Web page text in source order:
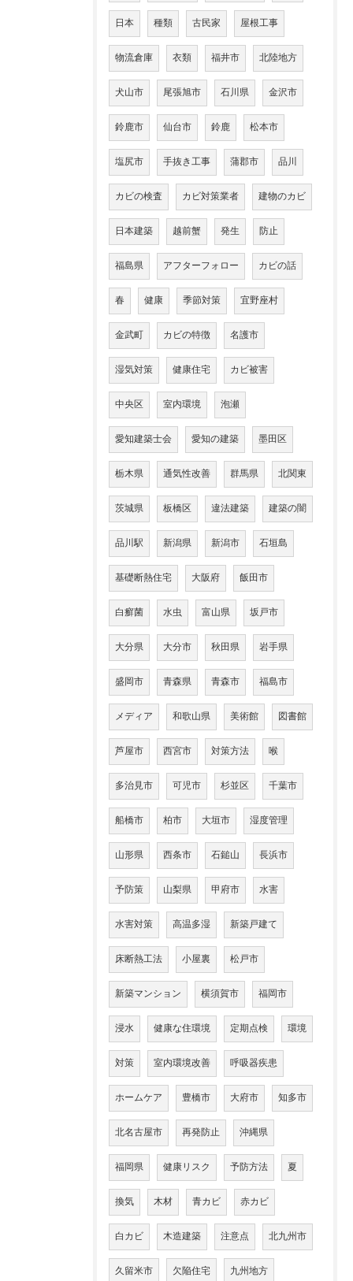
日本 種類 古民家 屋根工事
物流倉庫 衣類 福井市 北陸地方
犬山市 尾張旭市 石川県 金沢市
鈴鹿市 仙台市 鈴鹿 松本市
塩尻市 手抜き工事 蒲郡市 品川
カビの検査 カビ対策業者 建物のカビ
日本建築 越前蟹 発生 防止
福島県 アフターフォロー カビの話
春 健康 季節対策 宜野座村
金武町 カビの特徴 名護市
湿気対策 健康住宅 カビ被害
中央区 室内環境 泡瀬
愛知建築士会 愛知の建築 墨田区
栃木県 通気性改善 群馬県 北関東
茨城県 板橋区 違法建築 建築の闇
品川駅 新潟県 新潟市 石垣島
基礎断熱住宅 大阪府 飯田市
白癬菌 水虫 富山県 坂戸市
大分県 大分市 秋田県 岩手県
盛岡市 青森県 青森市 福島市
メディア 和歌山県 美術館 図書館
芦屋市 西宮市 対策方法 喉
多治見市 可児市 杉並区 千葉市
船橋市 柏市 大垣市 湿度管理
山形県 西条市 石鎚山 長浜市
予防策 山梨県 甲府市 水害
水害対策 高温多湿 新築戸建て
床断熱工法 小屋裏 松戸市
新築マンション 横須賀市 福岡市
浸水 健康な住環境 定期点検 環境
対策 室内環境改善 呼吸器疾患
ホームケア 豊橋市 大府市 知多市
北名古屋市 再発防止 沖縄県
福岡県 健康リスク 予防方法 夏
換気 木材 青カビ 赤カビ
白カビ 木造建築 注意点 北九州市
久留米市 欠陥住宅 九州地方